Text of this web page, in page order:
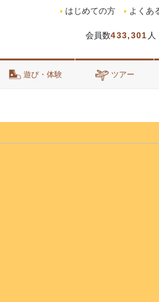
会員数433,301
はじめての方 よくあ
遊び・体験 ツアー